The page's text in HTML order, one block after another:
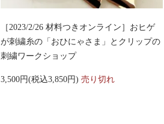
［2023/2/26 材料つきオンライン］おヒゲ
が刺繍糸の「おひにゃさま」とクリップの
刺繍ワークショップ
3,500円(税込3,850円)売り切れ